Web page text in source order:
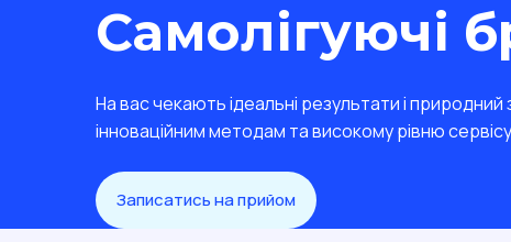
Самолігуючі
На вас чекають ідеальні результати і природний
інноваційним методам та високому рівню сервісу
Записатись на прийом